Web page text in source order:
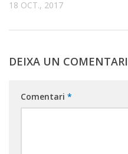
18 OCT., 2017
DEIXA UN COMENTARI
Comentari *